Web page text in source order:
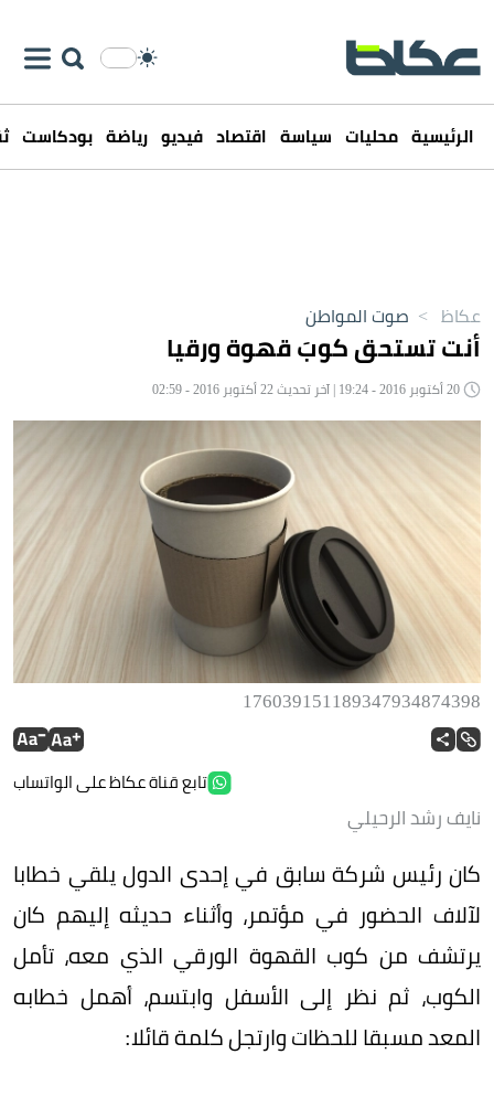
الرئيسية محليات سياسة اقتصاد فيديو رياضة بودكاست
عكاظ > صوت المواطن
أنت تستحق كوبَ قهوة ورقيا
176039151189347934874398
تابع قناة عكاظ على الواتساب
نايف رشد الرحيلي
كان رئيس شركة سابق في إحدى الدول يلقي خطابا
لآلاف الحضور في مؤتمر، وأثناء حديثه إليهم كان
يرتشف من كوب القهوة الورقي الذي معه، تأمل
الكوب، ثم نظر إلى الأسفل وابتسم، أهمل خطابه
المعد مسبقا للحظات وارتجل كلمة قائلا: